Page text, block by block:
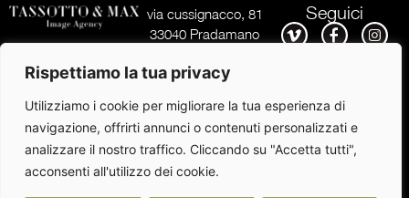
Rispettiamo la tua privacy
Utilizziamo i cookie per migliorare la tua esperienza di
navigazione, offrirti annunci o contenuti personalizzati e
analizzare il nostro traffico. Cliccando su "Accetta tutti",
acconsenti all'utilizzo dei cookie.
via cussignacco, 81
33040 Pradamano
Tel.+39 351 98 08
E-mail:
info@tassottoemax.com
Seguici
Copyright 2026©All rights reserved | P.Iva 02337160309